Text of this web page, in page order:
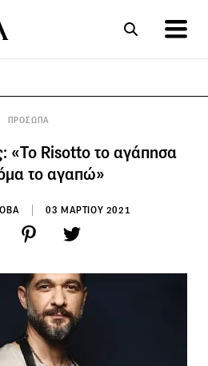
ΠΡΟΣΩΠΑ
«Το Risottο το αγάπησα
το αγαπώ»
03 ΜΑΡΤΙΟΥ 2021